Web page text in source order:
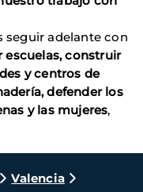
seguir adelante con
escuelas, construir
y centros de
defender los
y las mujeres,
Valencia